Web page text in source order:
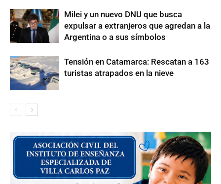
Milei y un nuevo DNU que busca
expulsar a extranjeros que agredan a la
Argentina o a sus símbolos
Tensión en Catamarca: Rescatan a 163
turistas atrapados en la nieve